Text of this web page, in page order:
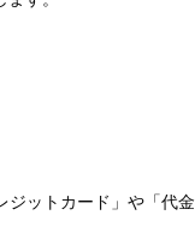
ジットカード」や「代金